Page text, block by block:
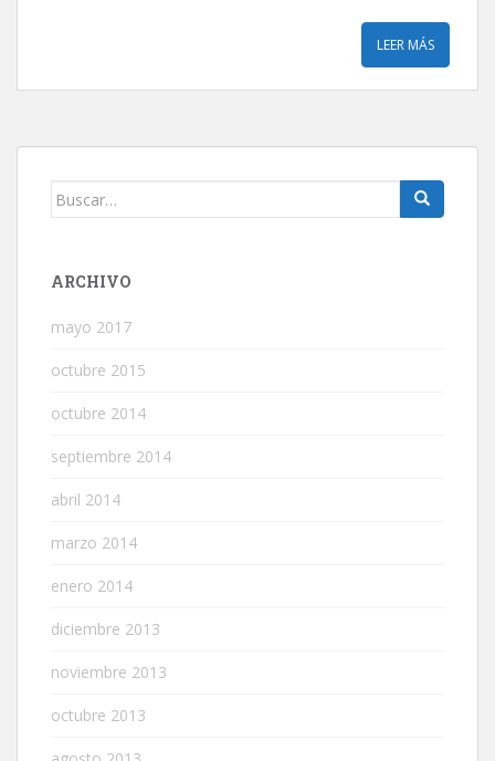
LEER MÁS
Buscar:
ARCHIVO
mayo 2017
octubre 2015
octubre 2014
septiembre 2014
abril 2014
marzo 2014
enero 2014
diciembre 2013
noviembre 2013
octubre 2013